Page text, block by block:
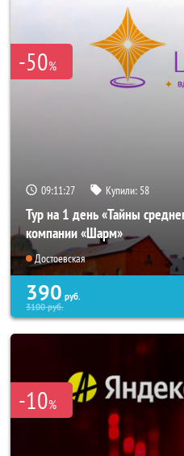
-50%
09:11:26 Купили: 58
Тур на 1 день «Тайны
компании «Шарм»
Достоевская
390 руб.
3100руб.
-10%